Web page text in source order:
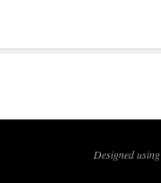
Designed using